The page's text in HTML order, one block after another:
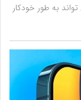
به طور خودکار